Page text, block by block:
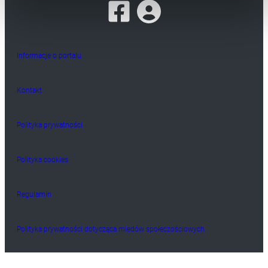
Informacje o portalu
Kontakt
Polityka prywatności
Polityka cookies
Regulamin
Polityka prywatności dotycząca miedów społeczościowych